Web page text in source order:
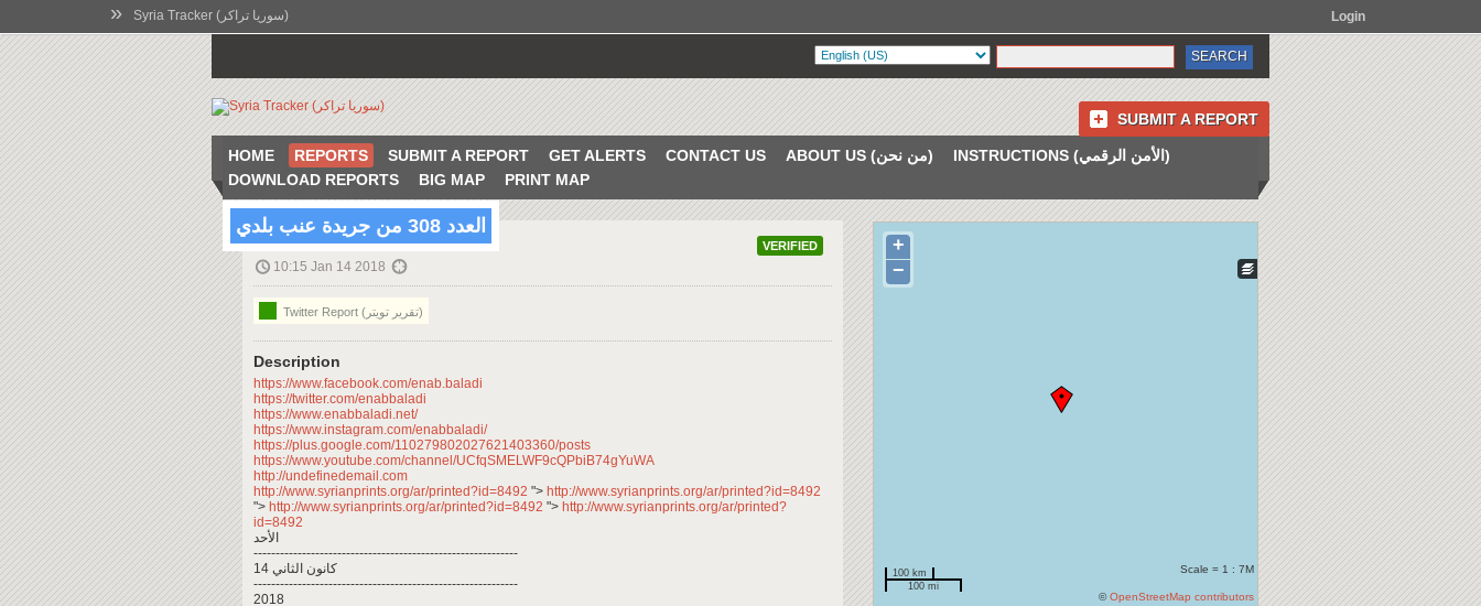
» Syria Tracker (سوريا تراكر) Login
SUBMIT A REPORT
HOME REPORTS SUBMIT A REPORT GET ALERTS CONTACT US ABOUT US (من نحن)
INSTRUCTIONS (الأمن الرقمي)
DOWNLOAD REPORTS
BIG MAP PRINT MAP
VERIFIED
العدد 308 من جريدة عنب بلدي
10:15 Jan 14 2018
Twitter Report (تقرير تويتر)
Description
https://www.facebook.com/enab.baladi
https://twitter.com/enabbaladi
https://www.enabbaladi.net/
https://www.instagram.com/enabbaladi/
https://plus.google.com/110279802027621403360/posts
https://www.youtube.com/channel/UCfqSMELWF9cQPbiB74gYuWA
http://undefinedemail.com
http://www.syrianprints.org/ar/printed?id=8492 "> http://www.syrianprints.org/ar/printed?id=8492
"> http://www.syrianprints.org/ar/printed?id=8492 "> http://www.syrianprints.org/ar/printed?
id=8492
الأحد
------------------------------------------------------------
14 كانون الثاني
------------------------------------------------------------
2018
+
−
100 km
100 mi
Scale = 1 : 7M
©OpenStreetMap contributors